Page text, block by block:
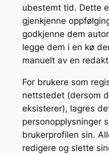
ubestemt tid. Dette
gjenkjenne
godkjenne dem
legge dem i en kø
manuelt av en
For brukere som
nettstedet (dersom
eksisterer), lagres
personopplysninger
brukerprofilen sin.
redigere og slette